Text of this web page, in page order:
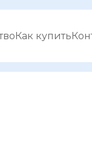
Как купить